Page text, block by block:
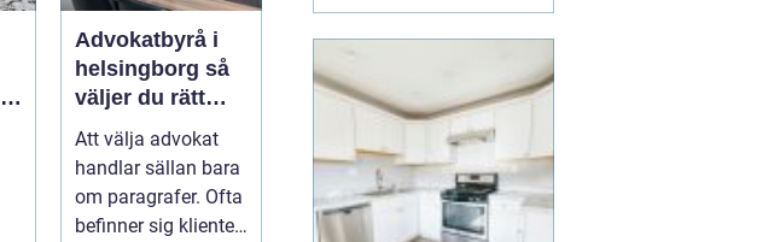
Advokatbyrå i
helsingborg så
väljer du rätt
juridiskt stöd
Att välja advokat
handlar sällan bara
om paragrafer. Ofta
befinner sig klienten
upplevelsen och
logistiken förenklas
märkbart. Samtidigt kan
det kännas svårt att veta
var man börjar: Hur stor
b...